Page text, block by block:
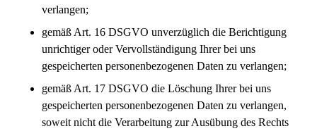
verlangen;
gemäß Art. 16 DSGVO unverzüglich die Berichtigung
unrichtiger oder Vervollständigung Ihrer bei uns
gespeicherten personenbezogenen Daten zu verlangen;
gemäß Art. 17 DSGVO die Löschung Ihrer bei uns
gespeicherten personenbezogenen Daten zu verlangen,
soweit nicht die Verarbeitung zur Ausübung des Rechts